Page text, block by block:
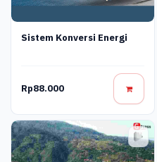
Sistem Konversi Energi
Rp88.000